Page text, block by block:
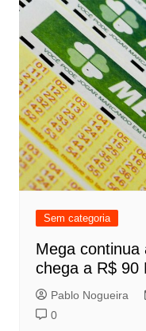
Sem categoria
Mega continua
chega a R$ 90
Pablo Nogueira
0